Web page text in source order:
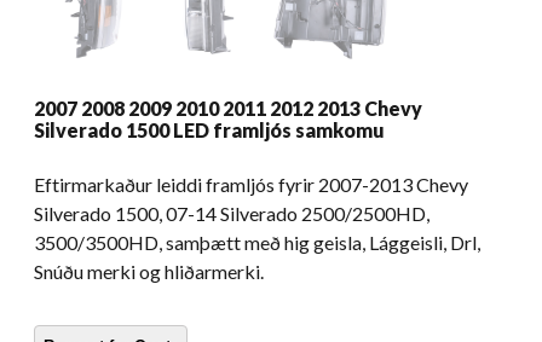
2007 2008 2009 2010 2011 2012 2013 Chevy
Silverado 1500 LED framljós samkomu
Eftirmarkaður leiddi framljós fyrir 2007-2013 Chevy
Silverado 1500, 07-14 Silverado 2500/2500HD,
3500/3500HD, samþætt með hig geisla, Lággeisli, Drl,
Snúðu merki og hliðarmerki.